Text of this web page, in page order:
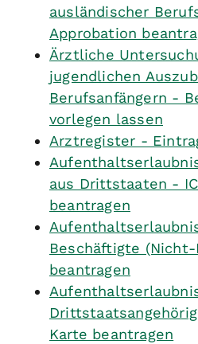
ausländischer
Approbation
Ärztliche
jugendlichen
Berufsanfängern -
vorlegen lassen
Arztregister -
aus Drittstaaten -
beantragen
Beschäftigte (Nicht-
beantragen
Karte beantragen